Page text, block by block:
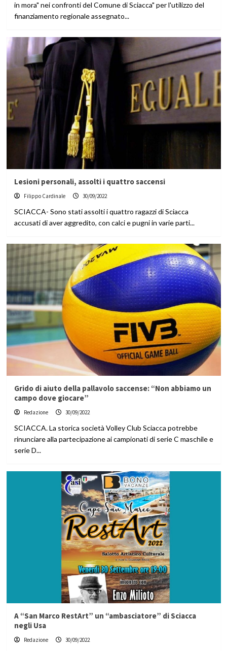
in mora" nei confronti del Comune di Sciacca" per l'utilizzo del
finanziamento regionale assegnato...
Lesioni personali, assolti i quattro saccensi
Filippo Cardinale 30/09/2022
SCIACCA- Sono stati assolti i quattro ragazzi di Sciacca
accusati di aver aggredito, con calci e pugni in varie parti...
Grido di aiuto della pallavolo saccense: “Non abbiamo un
campo dove giocare”
Redazione 30/09/2022
SCIACCA. La storica società Volley Club Sciacca potrebbe
rinunciare alla partecipazione ai campionati di serie C maschile e
serie D...
A “San Marco RestArt” un “ambasciatore” di Sciacca
negli Usa
Redazione 30/09/2022